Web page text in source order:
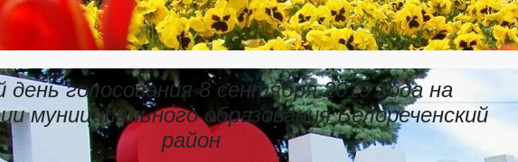
день голосования 8 сентября 2019 года на
муниципального образования Белореченский
район